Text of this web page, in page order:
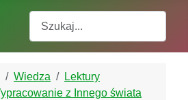
Wiedza
Lektury
z Innego świata